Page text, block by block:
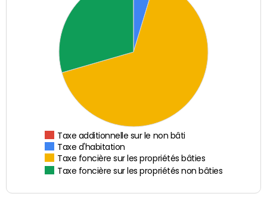
Taxe additionnelle sur le non bâti
Taxe d'habitation
Taxe foncière sur les propriétés bâties
Taxe foncière sur les propriétés non bâties